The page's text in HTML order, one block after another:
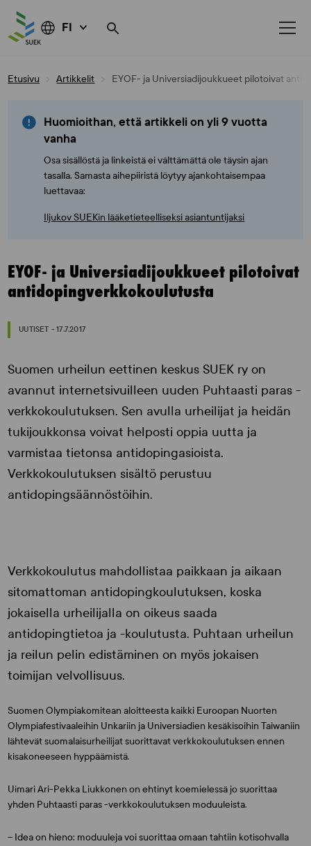
FI
Etusivu Artikkelit EYOF- ja Universiadijoukkueet pilotoivat
Huomioithan, että artikkeli on yli 9 vuotta
vanha
Osa sisällöstä ja linkeistä ei välttämättä ole täysin ajan
tasalla. Samasta aihepiiristä löytyy ajankohtaisempaa
luettavaa:
Iljukov SUEKin lääketieteelliseksi asiantuntijaksi
EYOF- ja Universiadijoukkueet pilotoivat
antidopingverkkokoulutusta
UUTISET - 17.7.2017
Suomen urheilun eettinen keskus SUEK ry on
avannut internetsivuilleen uuden Puhtaasti paras -
verkkokoulutuksen. Sen avulla urheilijat ja heidän
tukijoukkonsa voivat helposti oppia uutta ja
varmistaa tietonsa antidopingasioista.
Verkkokoulutuksen sisältö perustuu
antidopingsäännöstöihin.
Verkkokoulutus mahdollistaa paikkaan ja aikaan
sitomattoman antidopingkoulutuksen, koska
jokaisella urheilijalla on oikeus saada
antidopingtietoa ja -koulutusta. Puhtaan urheilun
ja reilun pelin edistäminen on myös jokaisen
toimijan velvollisuus.
Suomen Olympiakomitean aloitteesta kaikki Euroopan Nuorten
Olympiafestivaaleihin Unkariin ja Universiadien kesäkisoihin Taiwaniin
lähtevät suomalaisurheilijat suorittavat verkkokoulutuksen ennen
kisakoneeseen hyppäämistä.
Uimari Ari-Pekka Liukkonen on ehtinyt koemielessä jo suorittaa
yhden Puhtaasti paras -verkkokoulutuksen moduuleista.
– Idea on hieno: moduuleja voi suorittaa omaan tahtiin kotisohvalla